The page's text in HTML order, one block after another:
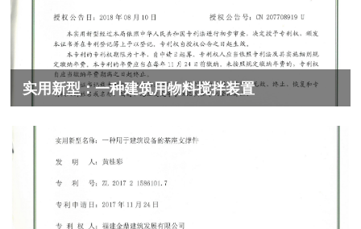
实用新型：一种建筑用物料搅拌装置